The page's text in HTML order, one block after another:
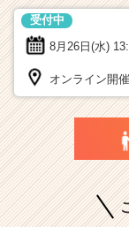
8月26日(水)
受付中
オンライン開催